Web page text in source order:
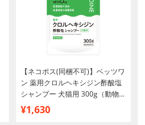
【ネコポス(同梱不可)】ベッツワ
ン 薬用クロルヘキシジン酢酸塩
シャンプー 犬猫用 300g（動物用
医薬部外品）
¥1,630